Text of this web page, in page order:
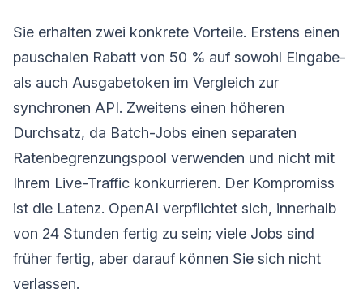
Sie erhalten zwei konkrete Vorteile. Erstens einen
pauschalen Rabatt von 50 % auf sowohl Eingabe-
als auch Ausgabetoken im Vergleich zur
synchronen API. Zweitens einen höheren
Durchsatz, da Batch-Jobs einen separaten
Ratenbegrenzungspool verwenden und nicht mit
Ihrem Live-Traffic konkurrieren. Der Kompromiss
ist die Latenz. OpenAI verpflichtet sich, innerhalb
von 24 Stunden fertig zu sein; viele Jobs sind
früher fertig, aber darauf können Sie sich nicht
verlassen.